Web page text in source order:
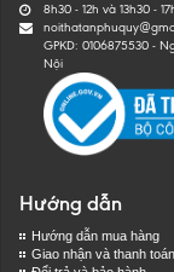
8h30 - 12h và 13h30 -
GPKD: 0106875530 -
Nội
Hướng dẫn
Hướng dẫn mua hàng
Giao nhận và thanh toán